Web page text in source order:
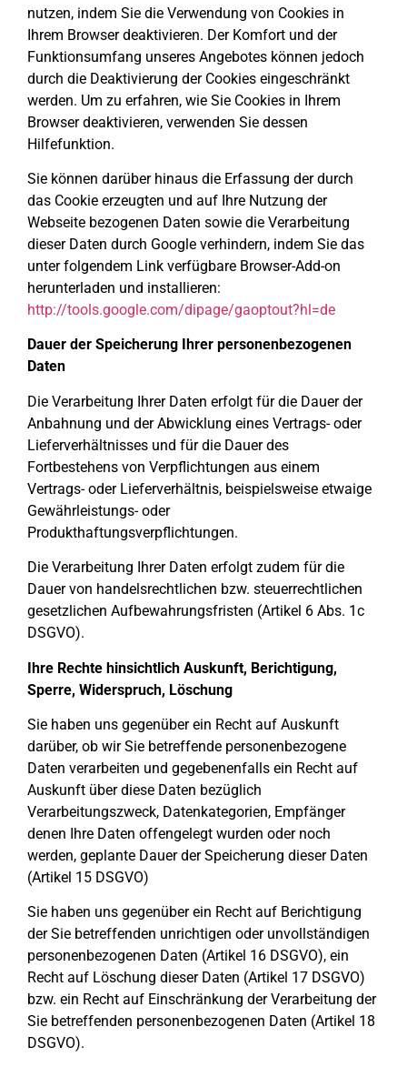
nutzen, indem Sie die Verwendung von Cookies in
Ihrem Browser deaktivieren. Der Komfort und der
Funktionsumfang unseres Angebotes können jedoch
durch die Deaktivierung der Cookies eingeschränkt
werden. Um zu erfahren, wie Sie Cookies in Ihrem
Browser deaktivieren, verwenden Sie dessen
Hilfefunktion.
Sie können darüber hinaus die Erfassung der durch
das Cookie erzeugten und auf Ihre Nutzung der
Webseite bezogenen Daten sowie die Verarbeitung
dieser Daten durch Google verhindern, indem Sie das
unter folgendem Link verfügbare Browser-Add-on
herunterladen und installieren:
http://tools.google.com/dipage/gaoptout?hl=de
Dauer der Speicherung Ihrer personenbezogenen
Daten
Die Verarbeitung Ihrer Daten erfolgt für die Dauer der
Anbahnung und der Abwicklung eines Vertrags- oder
Lieferverhältnisses und für die Dauer des
Fortbestehens von Verpflichtungen aus einem
Vertrags- oder Lieferverhältnis, beispielsweise etwaige
Gewährleistungs- oder
Produkthaftungsverpflichtungen.
Die Verarbeitung Ihrer Daten erfolgt zudem für die
Dauer von handelsrechtlichen bzw. steuerrechtlichen
gesetzlichen Aufbewahrungsfristen (Artikel 6 Abs. 1c
DSGVO).
Ihre Rechte hinsichtlich Auskunft, Berichtigung,
Sperre, Widerspruch, Löschung
Sie haben uns gegenüber ein Recht auf Auskunft
darüber, ob wir Sie betreffende personenbezogene
Daten verarbeiten und gegebenenfalls ein Recht auf
Auskunft über diese Daten bezüglich
Verarbeitungszweck, Datenkategorien, Empfänger
denen Ihre Daten offengelegt wurden oder noch
werden, geplante Dauer der Speicherung dieser Daten
(Artikel 15 DSGVO)
Sie haben uns gegenüber ein Recht auf Berichtigung
der Sie betreffenden unrichtigen oder unvollständigen
personenbezogenen Daten (Artikel 16 DSGVO), ein
Recht auf Löschung dieser Daten (Artikel 17 DSGVO)
bzw. ein Recht auf Einschränkung der Verarbeitung der
Sie betreffenden personenbezogenen Daten (Artikel 18
DSGVO).